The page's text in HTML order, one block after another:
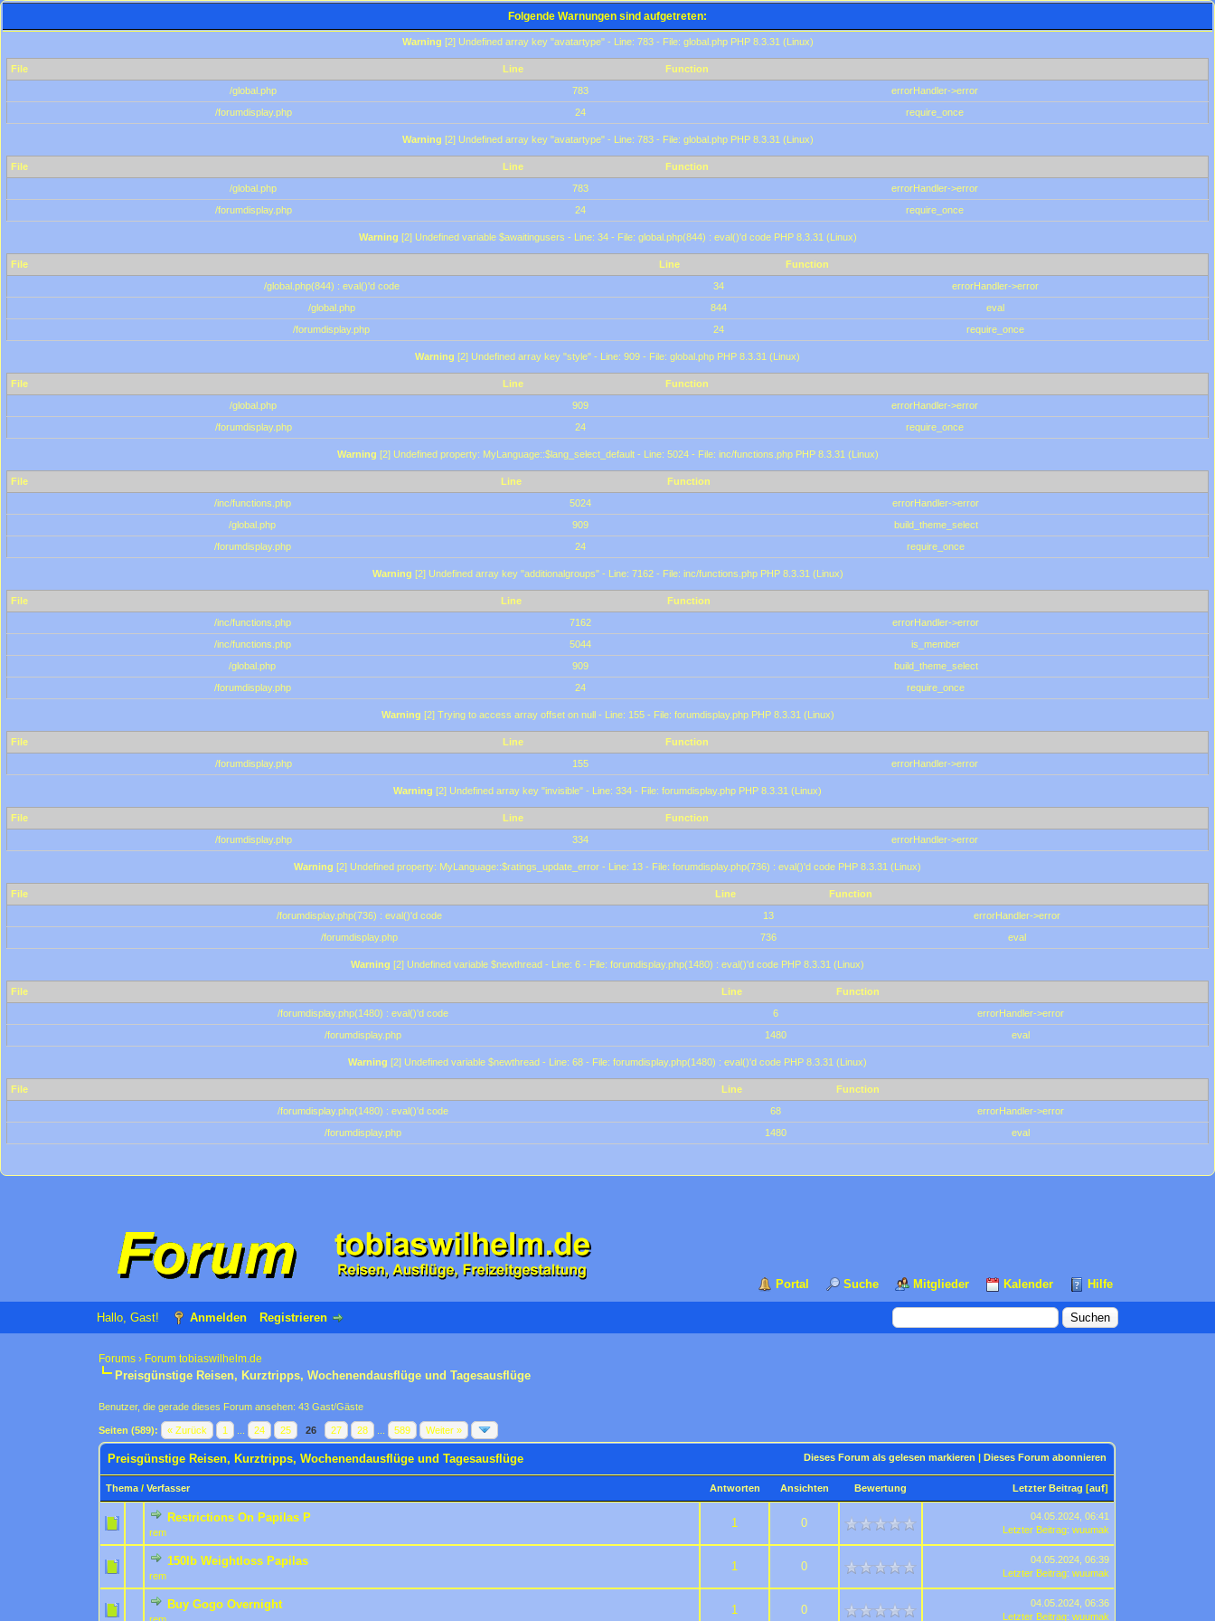
Folgende Warnungen sind aufgetreten:
Warning [2] Undefined array key "avatartype" - Line: 783 - File: global.php PHP 8.3.31 (Linux)
File Line
Function
/global.php
783
errorHandler->error
/forumdisplay.php
24 require_once
Warning [2] Undefined array key "avatartype" - Line: 783 - File: global.php PHP 8.3.31 (Linux)
File Line
Function
/global.php
783
errorHandler->error
/forumdisplay.php
24 require_once
Warning [2] Undefined variable $awaitingusers - Line: 34 - File: global.php(844) : eval()'d code PHP 8.3.31 (Linux)
File Line
Function
/global.php(844) : eval()'d code
34
errorHandler->error
/global.php
844
eval
/forumdisplay.php
24 require_once
Warning [2] Undefined array key "style" - Line: 909 - File: global.php PHP 8.3.31 (Linux)
File Line
Function
/global.php
909
errorHandler->error
/forumdisplay.php
24 require_once
Warning [2] Undefined property: MyLanguage::$lang_select_default - Line: 5024 - File: inc/functions.php PHP 8.3.31 (Linux)
File Line
Function
/inc/functions.php
5024
errorHandler->error
/global.php
909
build_theme_select
/forumdisplay.php
24 require_once
Warning [2] Undefined array key "additionalgroups" - Line: 7162 - File: inc/functions.php PHP 8.3.31 (Linux)
File Line
Function
/inc/functions.php
7162
errorHandler->error
/inc/functions.php
5044
is_member
/global.php
909
build_theme_select
/forumdisplay.php
24 require_once
Warning [2] Trying to access array offset on null - Line: 155 - File: forumdisplay.php PHP 8.3.31 (Linux)
File Line
Function
/forumdisplay.php
155 errorHandler->error
Warning [2] Undefined array key "invisible" - Line: 334 - File: forumdisplay.php PHP 8.3.31 (Linux)
File Line
Function
/forumdisplay.php
334 errorHandler->error
Warning [2] Undefined property: MyLanguage::$ratings_update_error - Line: 13 - File: forumdisplay.php(736) : eval()'d code PHP 8.3.31 (Linux)
File Line
Function
/forumdisplay.php(736) : eval()'d code
13
errorHandler->error
/forumdisplay.php
736 eval
Warning [2] Undefined variable $newthread - Line: 6 - File: forumdisplay.php(1480) : eval()'d code PHP 8.3.31 (Linux)
File Line
Function
/forumdisplay.php(1480) : eval()'d code
6
errorHandler->error
/forumdisplay.php
1480 eval
Warning [2] Undefined variable $newthread - Line: 68 - File: forumdisplay.php(1480) : eval()'d code PHP 8.3.31 (Linux)
File Line
Function
/forumdisplay.php(1480) : eval()'d code
68
errorHandler->error
/forumdisplay.php
1480 eval
Portal Suche Mitglieder Kalender Hilfe
Hallo, Gast! Anmelden Registrieren
Forums › Forum tobiaswilhelm.de
Preisgünstige Reisen, Kurztripps, Wochenendausflüge und Tagesausflüge
Benutzer, die gerade dieses Forum ansehen: 43 Gast/Gäste
Seiten (589): « Zurück 1 24 25 26 27 28 589 Weiter »
Dieses Forum als gelesen markieren |Dieses Forum abonnieren
Preisgünstige Reisen, Kurztripps, Wochenendausflüge und Tagesausflüge
Thema /Verfasser Antworten Ansichten Bewertung Letzter Beitrag [auf]
Restrictions On Papilas P
rem
1 0
0 Bewertung(en) - 0 von 5 durchschnittlich
04.05.2024, 06:41
Letzter Beitrag:wuumak
150lb Weightloss Papilas
rem
1 0
0 Bewertung(en) - 0 von 5 durchschnittlich
04.05.2024, 06:39
Letzter Beitrag:wuumak
Buy Gogo Overnight 1 0
0 Bewertung(en) - 0 von 5 durchschnittlich
04.05.2024, 06:36
Letzter Beitrag:wuumak